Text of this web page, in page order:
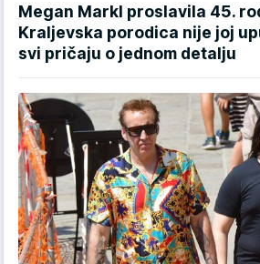
Megan Markl proslavila 45.
Kraljevska porodica nije joj
svi pričaju o jednom detalju